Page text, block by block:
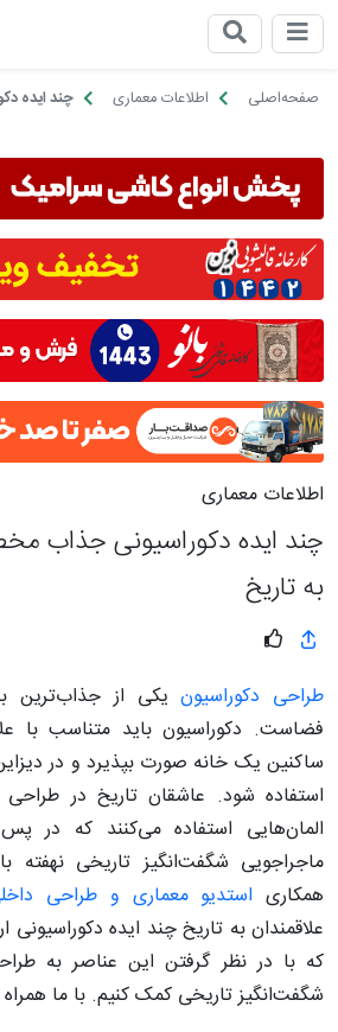
صفحه‌اصلی اطلاعات معماری چند ایده
اطلاعات معماری
چند ایده دکوراسیونی جذاب
به تاریخ
طراحی دکوراسیونیکی از جذاب‌ترین
فضاست. دکوراسیون باید متناسب با
ساکنین یک خانه صورت بپذیرد و در
استفاده شود. عاشقان تاریخ در
المان‌هایی استفاده می‌کنند که در
ماجراجویی شگفت‌انگیز تاریخی
همکاری استدیو معماری و طراحی
علاقمندان به تاریخ چند ایده
که با در نظر گرفتن این عناصر به
شگفت‌انگیز تاریخی کمک کنیم. با ما